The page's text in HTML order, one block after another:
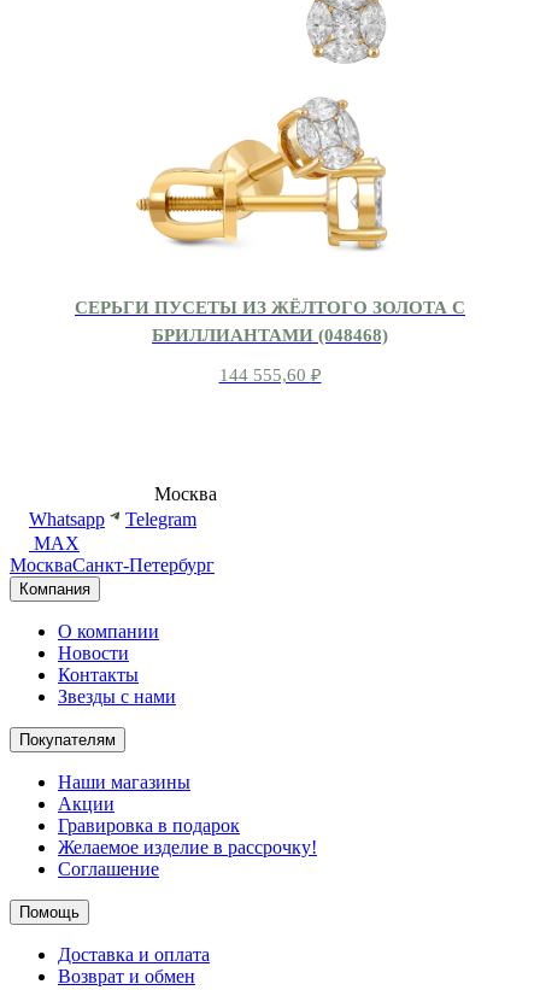
СЕРЬГИ ПУСЕТЫ ИЗ ЖЁЛТОГО ЗОЛОТА С
БРИЛЛИАНТАМИ (048468)
144 555,60 ₽
Москва
Whatsapp
Telegram
MAX
МоскваСанкт-Петербург
Компания
О компании
Новости
Контакты
Звезды с нами
Покупателям
Наши магазины
Акции
Гравировка в подарок
Желаемое изделие в рассрочку!
Соглашение
Помощь
Доставка и оплата
Возврат и обмен